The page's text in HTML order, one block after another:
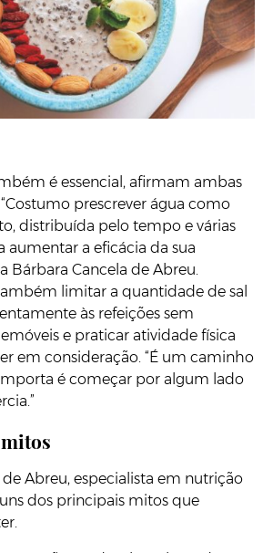
é essencial, afirmam ambas
prescrever água como
distribuída pelo tempo e várias
aumentar a eficácia da sua
Bárbara Cancela de Abreu.
limitar a quantidade de sal
às refeições sem
e praticar atividade física
em consideração. “É um caminho
é começar por algum lado
Abreu, especialista em nutrição
dos principais mitos que